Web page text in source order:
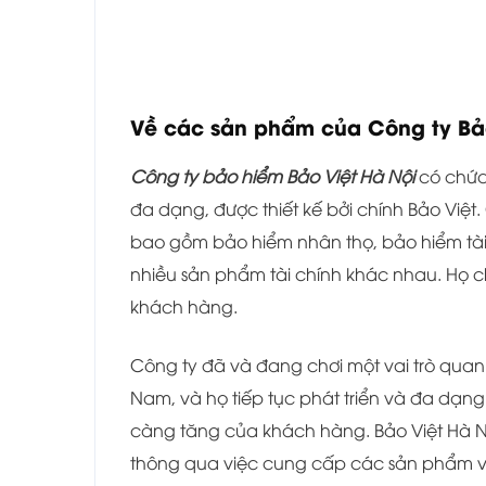
Về các sản phẩm của Công ty
Công ty bảo hiểm Bảo Việt Hà Nộicó
đa dạng, được thiết kế bởi chính Bảo
bao gồm bảo hiểm nhân thọ, bảo hiểm
nhiều sản phẩm tài chính khác nhau.
khách hàng.
Công ty đã và đang chơi một vai trò
Nam, và họ tiếp tục phát triển và đa
càng tăng của khách hàng. Bảo Việt Hà
thông qua việc cung cấp các sản phẩm